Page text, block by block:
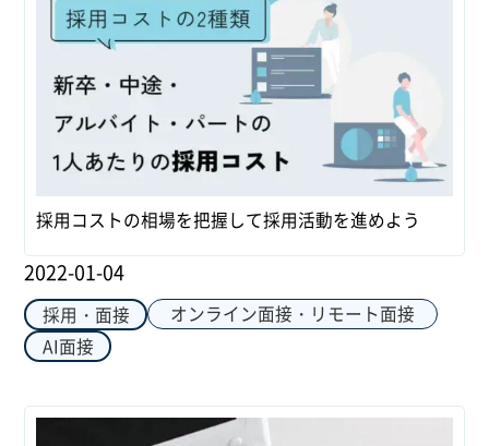
採用コストの相場を把握して採用活動を進めよう
2022-01-04
採用・面接
オンライン面接・リモート面接
AI面接